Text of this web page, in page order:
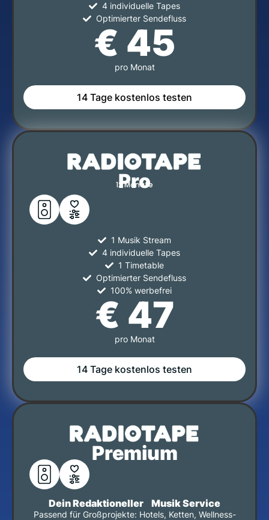
4 individuelle Tapes
Optimierter Sendefluss
€ 45
pro Monat
14 Tage kostenlos testen
Pro
12 Monate
1 Musik Stream
4 individuelle Tapes
1 Timetable
Optimierter Sendefluss
100% werbefrei
€ 47
pro Monat
14 Tage kostenlos testen
Premium
Dein Redaktioneller Musik Service
Passend für Großprojekte: Hotels, Ketten, Wellness-